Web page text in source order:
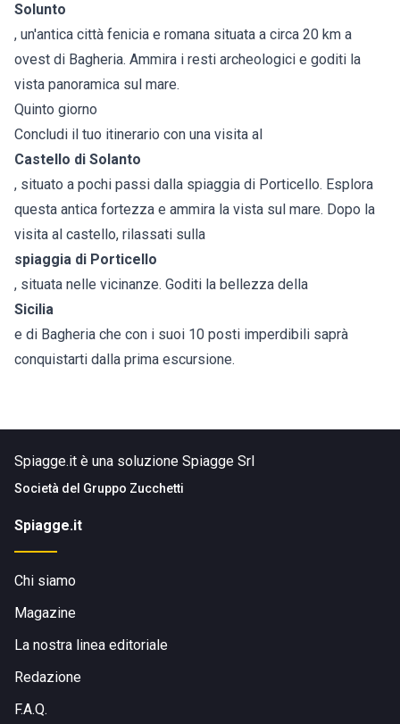
Solunto
, un'antica città fenicia e romana situata a circa 20 km a
ovest di Bagheria. Ammira i resti archeologici e goditi la
vista panoramica sul mare.
Quinto giorno
Concludi il tuo itinerario con una visita al
Castello di Solanto
, situato a pochi passi dalla spiaggia di Porticello. Esplora
questa antica fortezza e ammira la vista sul mare. Dopo la
visita al castello, rilassati sulla
spiaggia di Porticello
, situata nelle vicinanze. Goditi la bellezza della
Sicilia
e di Bagheria che con i suoi 10 posti imperdibili saprà
conquistarti dalla prima escursione.
Spiagge.it è una soluzione Spiagge Srl
Società del Gruppo Zucchetti
Spiagge.it
Chi siamo
Magazine
La nostra linea editoriale
Redazione
F.A.Q.